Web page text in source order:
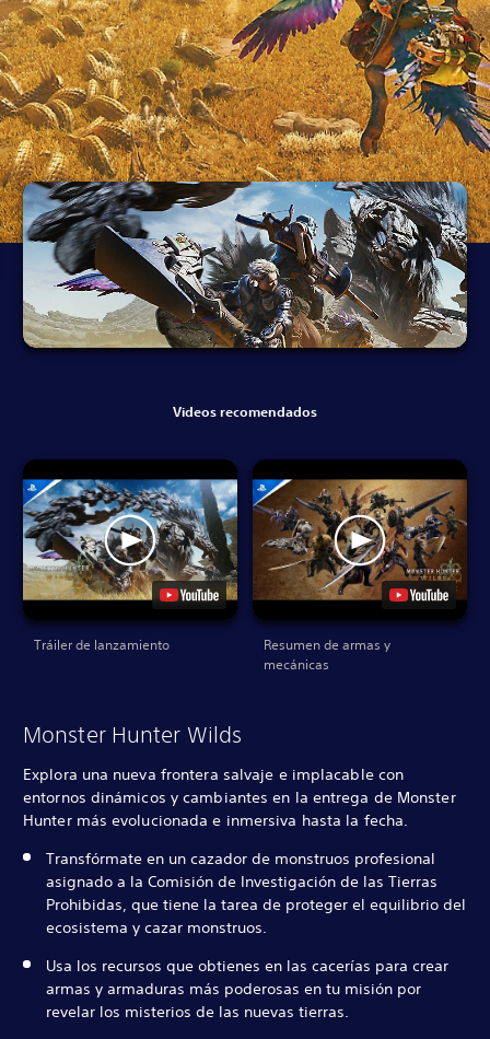
Videos recomendados
Tráiler de lanzamiento
Resumen de armas y
mecánicas
Monster Hunter Wilds
Explora una nueva frontera salvaje e implacable con
entornos dinámicos y cambiantes en la entrega de Monster
Hunter más evolucionada e inmersiva hasta la fecha.
Transfórmate en un cazador de monstruos profesional
asignado a la Comisión de Investigación de las Tierras
Prohibidas, que tiene la tarea de proteger el equilibrio del
ecosistema y cazar monstruos.
Usa los recursos que obtienes en las cacerías para crear
armas y armaduras más poderosas en tu misión por
revelar los misterios de las nuevas tierras.